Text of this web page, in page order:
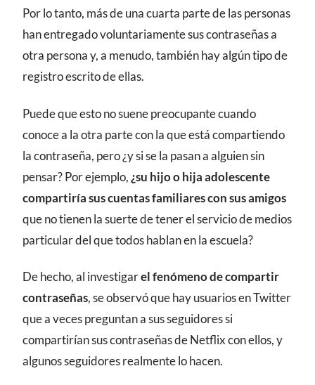
Por lo tanto, más de una cuarta parte de las personas
han entregado voluntariamente sus contraseñas a
otra persona y, a menudo, también hay algún tipo de
registro escrito de ellas.
Puede que esto no suene preocupante cuando
conoce a la otra parte con la que está compartiendo
la contraseña, pero ¿y si se la pasan a alguien sin
pensar? Por ejemplo, ¿su hijo o hija adolescente
compartiría sus cuentas familiares con sus amigos
que no tienen la suerte de tener el servicio de medios
particular del que todos hablan en la escuela?
De hecho, al investigarel fenómeno de compartir
contraseñas, se observó que hay usuarios en Twitter
que a veces preguntan a sus seguidores si
compartirían sus contraseñas de Netflix con ellos, y
algunos seguidores realmente lo hacen.